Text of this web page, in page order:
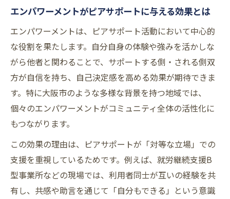
エンパワーメントがピアサポートに与える効果とは
エンパワーメントは、ピアサポート活動において中心的
な役割を果たします。自分自身の体験や強みを活かしな
がら他者と関わることで、サポートする側・される側双
方が自信を持ち、自己決定感を高める効果が期待できま
す。特に大阪市のような多様な背景を持つ地域では、
個々のエンパワーメントがコミュニティ全体の活性化に
もつながります。
この効果の理由は、ピアサポートが「対等な立場」での
支援を重視しているためです。例えば、就労継続支援B
型事業所などの現場では、利用者同士が互いの経験を共
有し、共感や助言を通じて「自分もできる」という意識